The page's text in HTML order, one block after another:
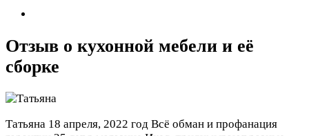
Отзыв о кухонной мебели и её
сборке
Татьяна 18 апреля, 2022 год Всё обман и профанация